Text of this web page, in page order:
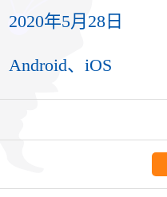
2020年5月28日
Android、iOS